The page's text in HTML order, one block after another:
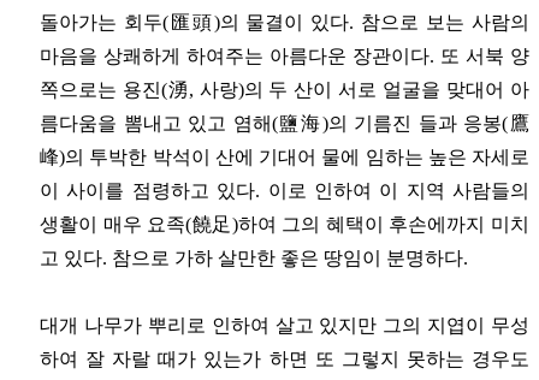
돌아가는 회두(匯頭)의 물결이 있다. 참으로 보는 사람의
마음을 상쾌하게 하여주는 아름다운 장관이다. 또 서북 양
쪽으로는 용진(湧, 사랑)의 두 산이 서로 얼굴을 맞대어 아
름다움을 뽐내고 있고 염해(鹽海)의 기름진 들과 응봉(鷹
峰)의 투박한 박석이 산에 기대어 물에 임하는 높은 자세로
이 사이를 점령하고 있다. 이로 인하여 이 지역 사람들의
생활이 매우 요족(饒足)하여 그의 혜택이 후손에까지 미치
고 있다. 참으로 가하 살만한 좋은 땅임이 분명하다.
대개 나무가 뿌리로 인하여 살고 있지만 그의 지엽이 무성
하여 잘 자랄 때가 있는가 하면 또 그렇지 못하는 경우도